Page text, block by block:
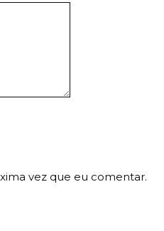
vez que eu comentar.